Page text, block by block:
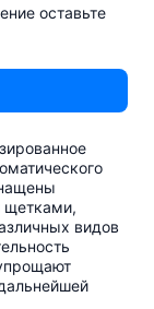
оставьте
видов